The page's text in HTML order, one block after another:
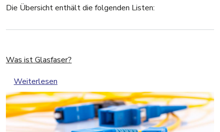
Die Übersicht enthält die folgenden Listen:
Was ist Glasfaser?
Weiterlesen